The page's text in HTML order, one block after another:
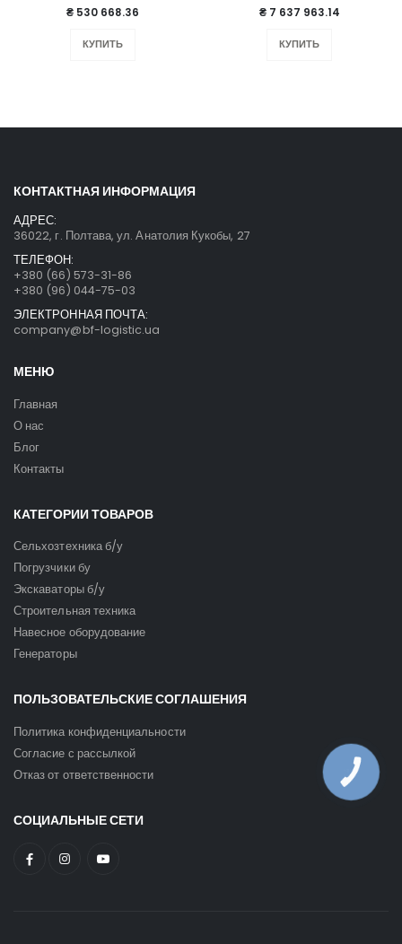
₴ 530 668.36
КУПИТЬ
₴ 7 637 963.14
КУПИТЬ
КОНТАКТНАЯ ИНФОРМАЦИЯ
АДРЕС:
36022, г. Полтава, ул. Анатолия Кукобы, 27
ТЕЛЕФОН:
+380 (66) 573-31-86
+380 (96) 044-75-03
ЭЛЕКТРОННАЯ ПОЧТА:
company@bf-logistic.ua
МЕНЮ
Главная
О нас
Блог
Контакты
КАТЕГОРИИ ТОВАРОВ
Сельхозтехника б/у
Погрузчики бу
Экскаваторы б/у
Строительная техника
Навесное оборудование
Генераторы
ПОЛЬЗОВАТЕЛЬСКИЕ СОГЛАШЕНИЯ
Политика конфиденциальности
Согласие с рассылкой
Отказ от ответственности
СОЦИАЛЬНЫЕ СЕТИ
КНОПКА
ЗВ'ЯЗКУ